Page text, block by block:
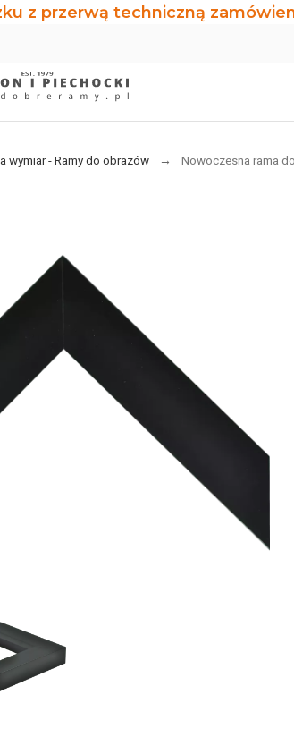
z przerwą techniczną
wymiar - Ramy do obrazów Nowoczesna rama